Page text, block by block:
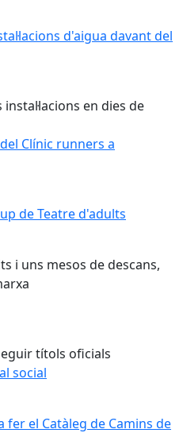
d'aigua davant del
en dies de
Clínic runners a
de Teatre d'adults
i uns mesos de descans,
títols oficials
social
fer el Catàleg de Camins de